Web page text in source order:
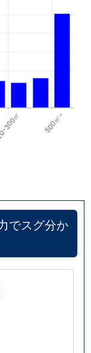
でスグ分か